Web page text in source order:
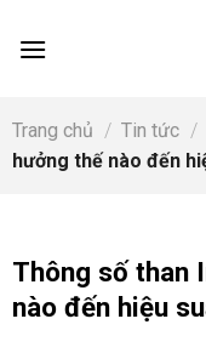
Trang chủ / Tin tức /
hưởng thế nào đến
Thông số than
nào đến hiệu